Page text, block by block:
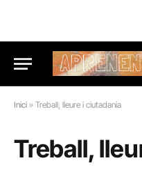
Inici » Treball, lleure i ciutadania
Treball,